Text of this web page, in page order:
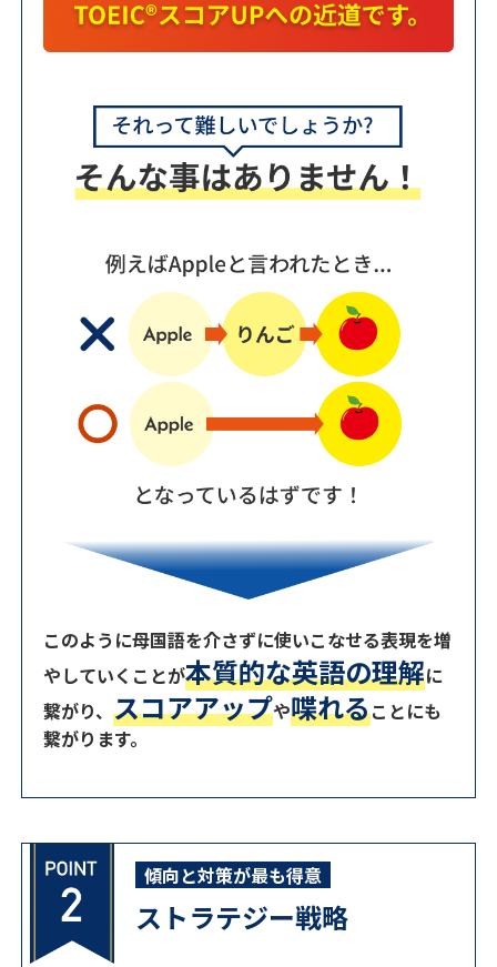
このように母国語を介さずに使いこなせる表現を増
やしていくことが本質的な英語の理解に
繋がり、スコアアップや喋れることにも
繋がります。
傾向と対策が最も得意
ストラテジー戦略